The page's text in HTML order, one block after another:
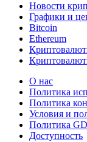
Новости
Графики и
Bitcoin
Ethereum
О нас
Политика
Политика
Условия и
Политика
Доступность